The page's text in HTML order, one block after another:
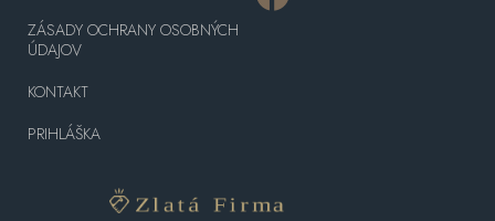
ZÁSADY OCHRANY OSOBNÝCH
ÚDAJOV
KONTAKT
PRIHLÁŠKA